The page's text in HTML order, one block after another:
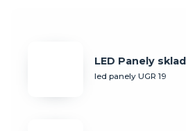
LED Panely
led panely UGR 19